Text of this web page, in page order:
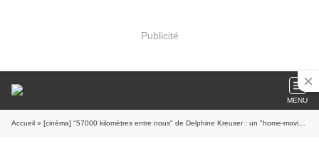
Publicité
MENU
Accueil » [cinéma] "57000 kilomètres entre nous" de Delphine Kreuser : un "home-movie" futuriste où la transidentité montre le bout de son nez...